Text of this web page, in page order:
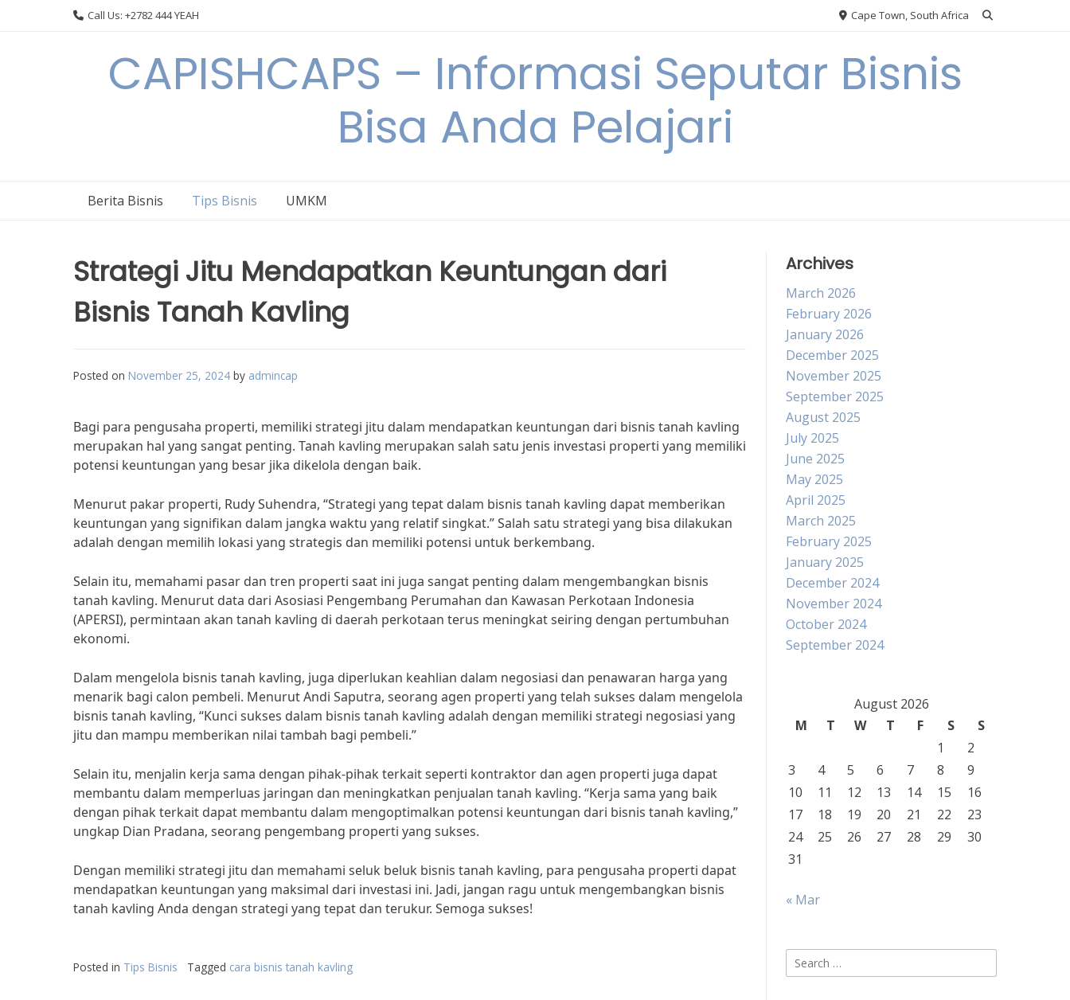
Call Us: +2782 444 YEAH Cape Town, South Africa
CAPISHCAPS – Informasi Seputar Bisnis
Bisa Anda Pelajari
Berita Bisnis Tips Bisnis UMKM
Strategi Jitu Mendapatkan Keuntungan dari
Bisnis Tanah Kavling
Posted on November 25, 2024 by admincap
Bagi para pengusaha properti, memiliki strategi jitu dalam mendapatkan keuntungan dari bisnis tanah kavling
merupakan hal yang sangat penting. Tanah kavling merupakan salah satu jenis investasi properti yang memiliki
potensi keuntungan yang besar jika dikelola dengan baik.
Menurut pakar properti, Rudy Suhendra, “Strategi yang tepat dalam bisnis tanah kavling dapat memberikan
keuntungan yang signifikan dalam jangka waktu yang relatif singkat.” Salah satu strategi yang bisa dilakukan
adalah dengan memilih lokasi yang strategis dan memiliki potensi untuk berkembang.
Selain itu, memahami pasar dan tren properti saat ini juga sangat penting dalam mengembangkan bisnis
tanah kavling. Menurut data dari Asosiasi Pengembang Perumahan dan Kawasan Perkotaan Indonesia
(APERSI), permintaan akan tanah kavling di daerah perkotaan terus meningkat seiring dengan pertumbuhan
ekonomi.
Dalam mengelola bisnis tanah kavling, juga diperlukan keahlian dalam negosiasi dan penawaran harga yang
menarik bagi calon pembeli. Menurut Andi Saputra, seorang agen properti yang telah sukses dalam mengelola
bisnis tanah kavling, “Kunci sukses dalam bisnis tanah kavling adalah dengan memiliki strategi negosiasi yang
jitu dan mampu memberikan nilai tambah bagi pembeli.”
Selain itu, menjalin kerja sama dengan pihak-pihak terkait seperti kontraktor dan agen properti juga dapat
membantu dalam memperluas jaringan dan meningkatkan penjualan tanah kavling. “Kerja sama yang baik
dengan pihak terkait dapat membantu dalam mengoptimalkan potensi keuntungan dari bisnis tanah kavling,”
ungkap Dian Pradana, seorang pengembang properti yang sukses.
Dengan memiliki strategi jitu dan memahami seluk beluk bisnis tanah kavling, para pengusaha properti dapat
mendapatkan keuntungan yang maksimal dari investasi ini. Jadi, jangan ragu untuk mengembangkan bisnis
tanah kavling Anda dengan strategi yang tepat dan terukur. Semoga sukses!
Posted in Tips Bisnis Tagged cara bisnis tanah kavling
Archives
March 2026
February 2026
January 2026
December 2025
November 2025
September 2025
August 2025
July 2025
June 2025
May 2025
April 2025
March 2025
February 2025
January 2025
December 2024
November 2024
October 2024
September 2024
August 2026
M
T W T F S
S
1
2
3
4 5 6 7 8
9
10
11 12 13 14 15
16
17
18 19 20 21 22
23
24
25 26 27 28 29
30
31
« Mar
Search
for: